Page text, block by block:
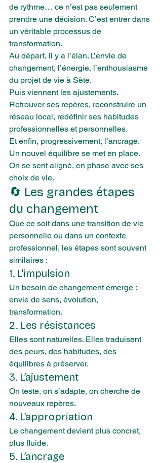
de rythme… ce n’est pas seulement
prendre une décision. C’est entrer dans
un véritable processus de
transformation.
Au départ, il y a l’élan. L’envie de
changement, l’énergie, l’enthousiasme
du projet de vie à Sète.
Puis viennent les ajustements.
Retrouver ses repères, reconstruire un
réseau local, redéfinir ses habitudes
professionnelles et personnelles.
Et enfin, progressivement, l’ancrage.
Un nouvel équilibre se met en place.
On se sent aligné, en phase avec ses
choix de vie.
🔄 Les grandes étapes
du changement
Que ce soit dans une transition de vie
personnelle ou dans un contexte
professionnel, les étapes sont souvent
similaires :
1. L’impulsion
Un besoin de changement émerge :
envie de sens, évolution,
transformation.
2. Les résistances
Elles sont naturelles. Elles traduisent
des peurs, des habitudes, des
équilibres à préserver.
3. L’ajustement
On teste, on s’adapte, on cherche de
nouveaux repères.
4. L’appropriation
Le changement devient plus concret,
plus fluide.
5. L’ancrage